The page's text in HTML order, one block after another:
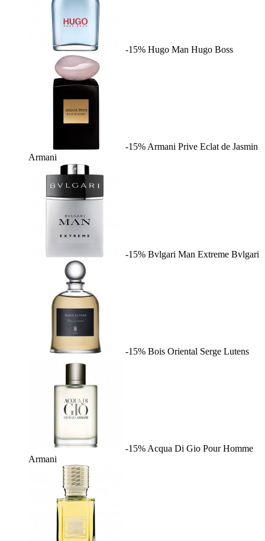
-15% Hugo Man Hugo Boss
-15% Armani Prive Eclat de Jasmin
Armani
-15% Bvlgari Man Extreme Bvlgari
-15% Bois Oriental Serge Lutens
-15% Acqua Di Gio Pour Homme
Armani